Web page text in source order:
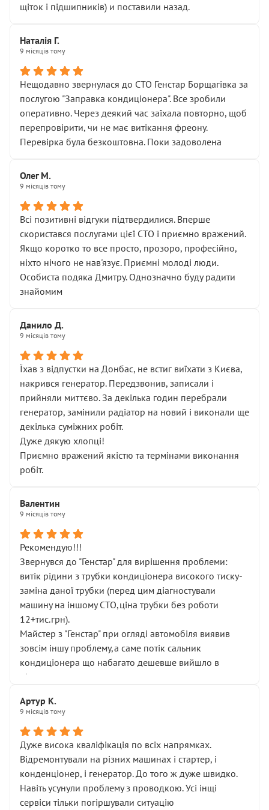
щіток і підшипників) и поставили назад.
Наталія Г.
9 місяців тому
Нещодавно звернулася до СТО Генстар Борщагівка за
послугою "Заправка кондиціонера". Все зробили
оперативно. Через деякий час заїхала повторно, щоб
перепровірити, чи не має витікання фреону.
Перевірка була безкоштовна. Поки задоволена
Олег М.
9 місяців тому
Всі позитивні відгуки підтвердилися. Вперше
скористався послугами цієї СТО і приємно вражений.
Якщо коротко то все просто, прозоро, професійно,
ніхто нічого не нав'язує. Приємні молоді люди.
Особиста подяка Дмитру. Однозначно буду радити
знайомим
Данило Д.
9 місяців тому
Їхав з відпустки на Донбас, не встиг виїхати з Києва,
накрився генератор. Передзвонив, записали і
прийняли миттєво. За декілька годин перебрали
генератор, замінили радіатор на новий і виконали ще
декілька суміжних робіт.
Дуже дякую хлопці!
Приємно вражений якістю та термінами виконання
робіт.
Валентин
9 місяців тому
Рекомендую!!!
Звернувся до "Генстар" для вирішення проблеми:
витік рідини з трубки кондиціонера високого тиску-
заміна даної трубки (перед цим діагностували
машину на іншому СТО,ціна трубки без роботи
12+тис.грн).
Майстер з "Генстар" при огляді автомобіля виявив
зовсім іншу проблему,а саме потік сальник
кондиціонера що набагато дешевше вийшло в
підсумку.
Артур К.
9 місяців тому
Дуже висока кваліфікація по всіх напрямках.
Відремонтували на різних машинах і стартер, і
конденціонер, і генератор. До того ж дуже швидко.
Навіть усунули проблему з проводкою. Усі інщі
сервіси тільки погіршували ситуацію